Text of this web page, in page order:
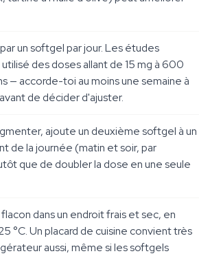
un softgel par jour. Les études
des doses allant de 15 mg à 600
— accorde-toi au moins une semaine à
de décider d'ajuster.
ajoute un deuxième softgel à un
de la journée (matin et soir, par
que de doubler la dose en une seule
dans un endroit frais et sec, en
°C. Un placard de cuisine convient très
aussi, même si les softgels